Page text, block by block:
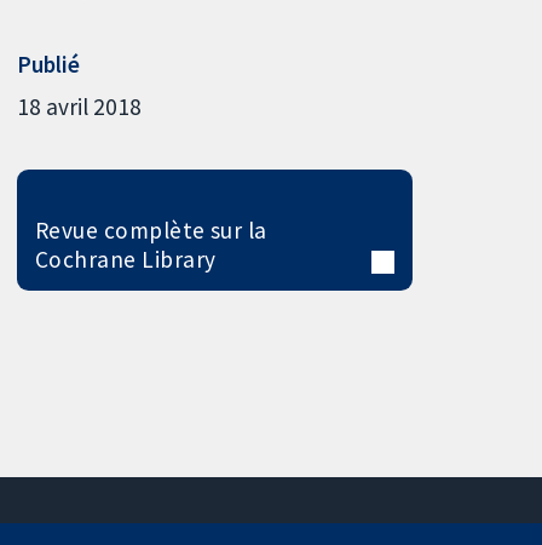
Publié
18 avril 2018
Revue complète sur la
Cochrane Library